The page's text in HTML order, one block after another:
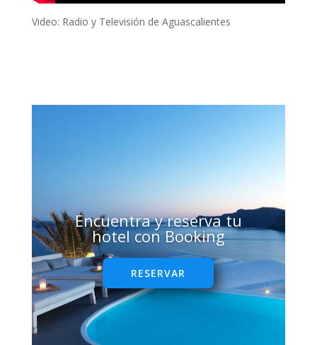
Video: Radio y Televisión de Aguascalientes
Encuentra y reserva tu
hotel con Booking
RESERVAR